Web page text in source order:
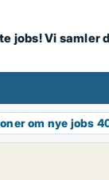
jobs! Vi
om nye jobs